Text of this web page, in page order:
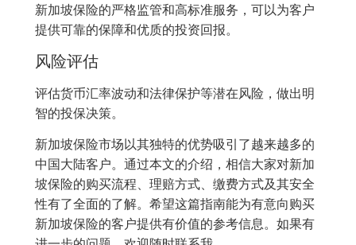
新加坡保险的严格监管和高标准服务，可以为客户
提供可靠的保障和优质的投资回报。
风险评估
评估货币汇率波动和法律保护等潜在风险，做出明
智的投保决策。
新加坡保险市场以其独特的优势吸引了越来越多的
中国大陆客户。通过本文的介绍，相信大家对新加
坡保险的购买流程、理赔方式、缴费方式及其安全
性有了全面的了解。希望这篇指南能为有意向购买
新加坡保险的客户提供有价值的参考信息。如果有